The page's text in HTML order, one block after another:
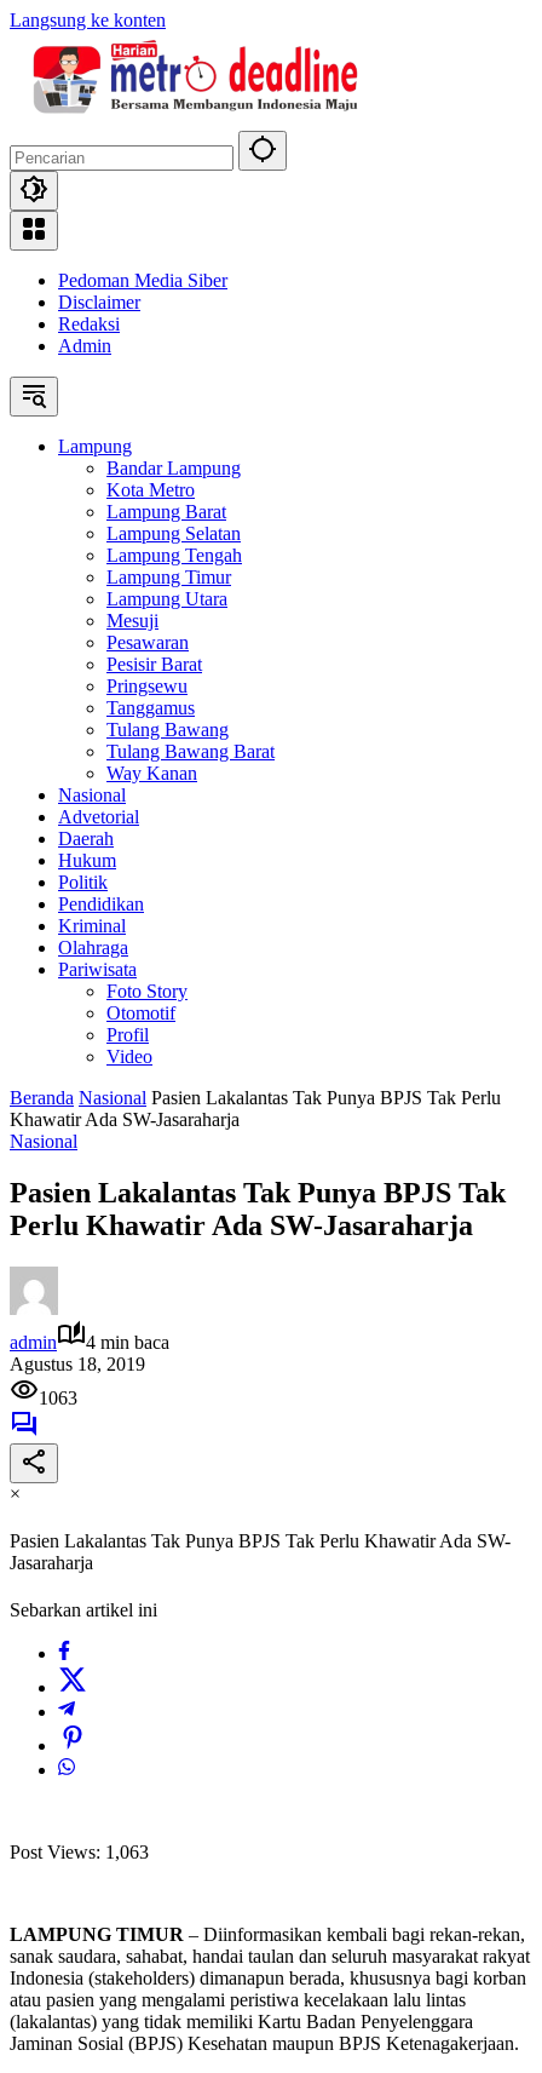
Langsung ke konten
Pedoman Media Siber
Disclaimer
Redaksi
Admin
Lampung
Bandar Lampung
Kota Metro
Lampung Barat
Lampung Selatan
Lampung Tengah
Lampung Timur
Lampung Utara
Mesuji
Pesawaran
Pesisir Barat
Pringsewu
Tanggamus
Tulang Bawang
Tulang Bawang Barat
Way Kanan
Nasional
Advetorial
Daerah
Hukum
Politik
Pendidikan
Kriminal
Olahraga
Pariwisata
Foto Story
Otomotif
Profil
Video
Beranda Nasional Pasien Lakalantas Tak Punya BPJS Tak Perlu
Khawatir Ada SW-Jasaraharja
Nasional
Pasien Lakalantas Tak Punya BPJS Tak
Perlu Khawatir Ada SW-Jasaraharja
admin
4 min baca
Agustus 18, 2019
1063
×
Pasien Lakalantas Tak Punya BPJS Tak Perlu Khawatir Ada SW-
Jasaraharja
Sebarkan artikel ini
Post Views: 1,063
LAMPUNG TIMUR – Diinformasikan kembali bagi rekan-rekan,
sanak saudara, sahabat, handai taulan dan seluruh masyarakat rakyat
Indonesia (stakeholders) dimanapun berada, khususnya bagi korban
atau pasien yang mengalami peristiwa kecelakaan lalu lintas
(lakalantas) yang tidak memiliki Kartu Badan Penyelenggara
Jaminan Sosial (BPJS) Kesehatan maupun BPJS Ketenagakerjaan.